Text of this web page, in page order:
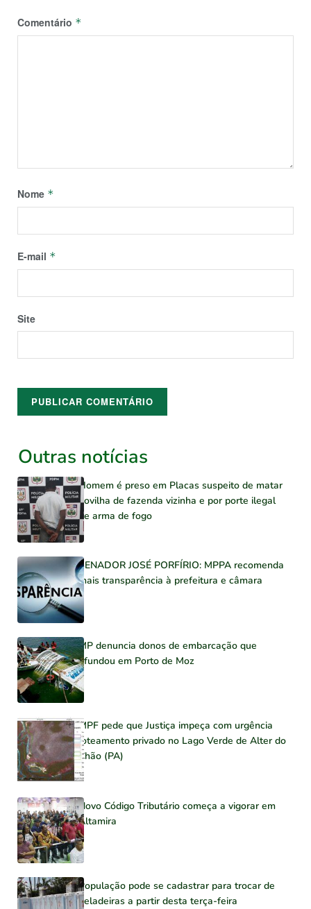
Comentário *
Nome *
E-mail *
Site
Outras notícias
Homem é preso em Placas suspeito de matar
novilha de fazenda vizinha e por porte ilegal
de arma de fogo
SENADOR JOSÉ PORFÍRIO: MPPA recomenda
mais transparência à prefeitura e câmara
MP denuncia donos de embarcação que
afundou em Porto de Moz
MPF pede que Justiça impeça com urgência
loteamento privado no Lago Verde de Alter do
Chão (PA)
Novo Código Tributário começa a vigorar em
Altamira
População pode se cadastrar para trocar de
geladeiras a partir desta terça-feira